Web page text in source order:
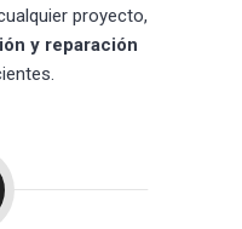
proyecto,
y reparación